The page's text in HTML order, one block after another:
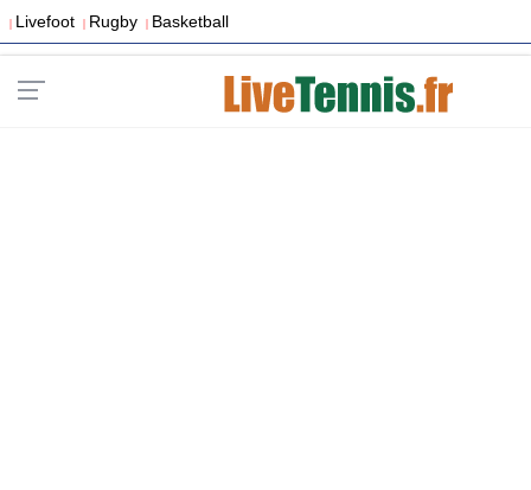
| Livefoot | Rugby | Basketball